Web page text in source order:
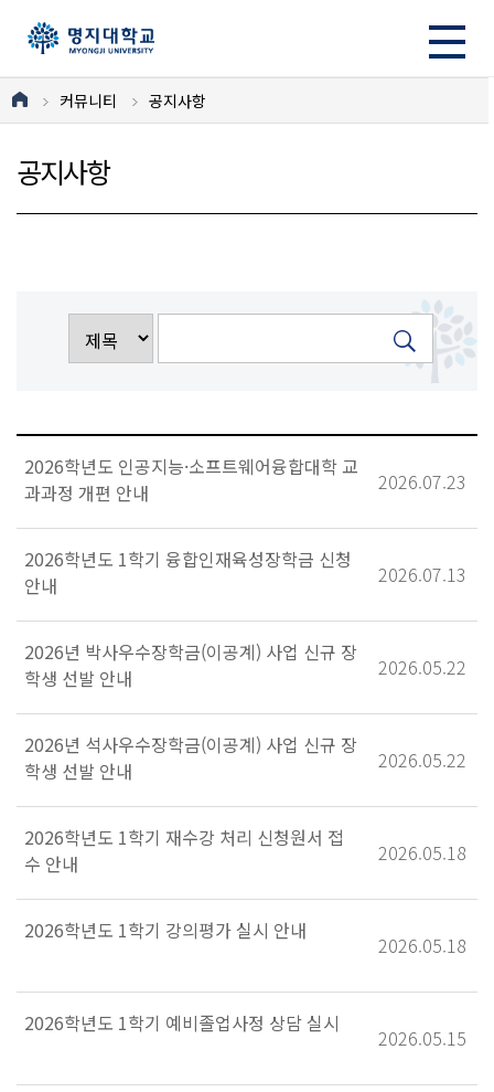
커뮤니티 공지사항
공지사항
2026학년도 인공지능·소프트웨어융합대학 교
과과정 개편 안내
2026.07.23
2026학년도 1학기 융합인재육성장학금 신청
안내
2026.07.13
2026년 박사우수장학금(이공계) 사업 신규 장
학생 선발 안내
2026.05.22
2026년 석사우수장학금(이공계) 사업 신규 장
학생 선발 안내
2026.05.22
2026학년도 1학기 재수강 처리 신청원서 접
수 안내
2026.05.18
2026학년도 1학기 강의평가 실시 안내
2026.05.18
2026학년도 1학기 예비졸업사정 상담 실시
2026.05.15